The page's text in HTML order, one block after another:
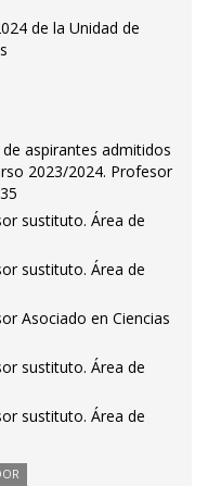
de la Unidad de
aspirantes admitidos
2023/2024. Profesor
sustituto. Área de
sustituto. Área de
Asociado en Ciencias
sustituto. Área de
sustituto. Área de